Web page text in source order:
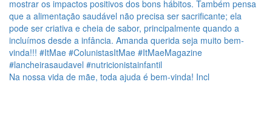
Na nossa vida de mãe, toda ajuda é bem-vinda! Incl